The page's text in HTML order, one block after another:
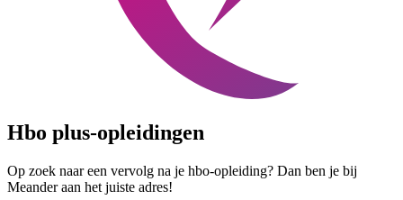
Hbo plus-opleidingen
Op zoek naar een vervolg na je hbo-opleiding? Dan ben je bij
Meander aan het juiste adres!